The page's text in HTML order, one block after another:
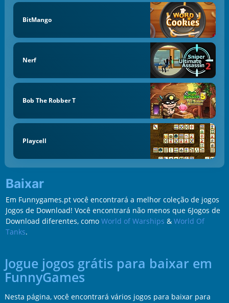
BitMango
Nerf
Bob The Robber T
Playcell
Baixar
Em Funnygames.pt você encontrará a melhor coleção de jogos
Jogos de Download! Você encontrará não menos que 6Jogos de
Download diferentes, como World of Warships & World Of
Tanks.
Jogue jogos grátis para baixar em
FunnyGames
Nesta página, você encontrará vários jogos para baixar para